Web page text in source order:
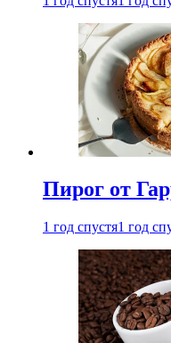
Пирог от
1 год спустя1 год